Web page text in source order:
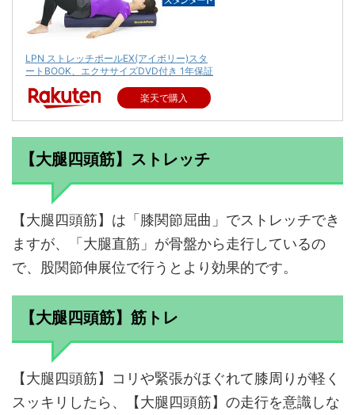
LPN ストレッチポールEX(アイボリー)スタ
ートBOOK、エクササイズDVD付き 1年保証
楽天で購入
【大腿四頭筋】ストレッチ
【大腿四頭筋】は「膝関節屈曲」でストレッチでき
ますが、「大腿直筋」が骨盤から走行しているの
で、股関節伸展位で行うとより効果的です。
【大腿四頭筋】筋トレ
【大腿四頭筋】コリや緊張がほぐれて膝周りが軽く
スッキリしたら、【大腿四頭筋】の走行を意識しな